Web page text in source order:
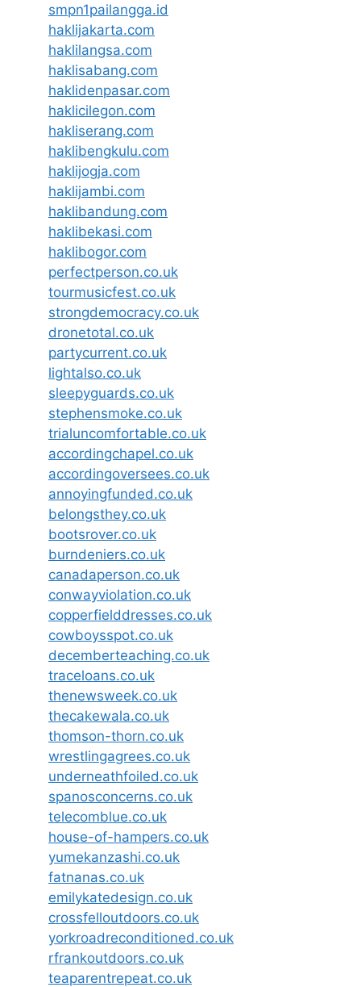
smpn1pailangga.id
haklijakarta.com
haklilangsa.com
haklisabang.com
haklidenpasar.com
haklicilegon.com
hakliserang.com
haklibengkulu.com
haklijogja.com
haklijambi.com
haklibandung.com
haklibekasi.com
haklibogor.com
perfectperson.co.uk
tourmusicfest.co.uk
strongdemocracy.co.uk
dronetotal.co.uk
partycurrent.co.uk
lightalso.co.uk
sleepyguards.co.uk
stephensmoke.co.uk
trialuncomfortable.co.uk
accordingchapel.co.uk
accordingoversees.co.uk
annoyingfunded.co.uk
belongsthey.co.uk
bootsrover.co.uk
burndeniers.co.uk
canadaperson.co.uk
conwayviolation.co.uk
copperfielddresses.co.uk
cowboysspot.co.uk
decemberteaching.co.uk
traceloans.co.uk
thenewsweek.co.uk
thecakewala.co.uk
thomson-thorn.co.uk
wrestlingagrees.co.uk
underneathfoiled.co.uk
spanosconcerns.co.uk
telecomblue.co.uk
house-of-hampers.co.uk
yumekanzashi.co.uk
fatnanas.co.uk
emilykatedesign.co.uk
crossfelloutdoors.co.uk
yorkroadreconditioned.co.uk
rfrankoutdoors.co.uk
teaparentrepeat.co.uk